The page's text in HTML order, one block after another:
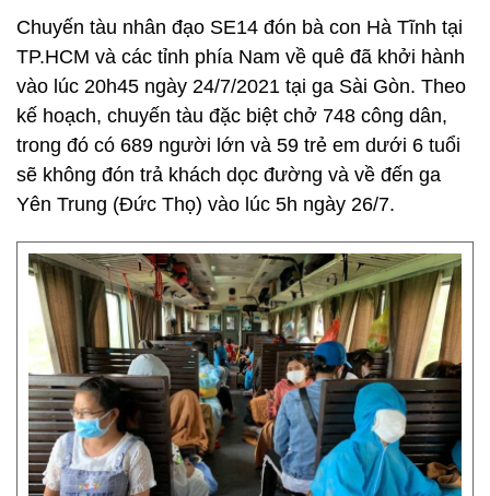
Chuyến tàu nhân đạo SE14 đón bà con Hà Tĩnh tại
TP.HCM và các tỉnh phía Nam về quê đã khởi hành
vào lúc 20h45 ngày 24/7/2021 tại ga Sài Gòn. Theo
kế hoạch, chuyến tàu đặc biệt chở 748 công dân,
trong đó có 689 người lớn và 59 trẻ em dưới 6 tuổi
sẽ không đón trả khách dọc đường và về đến ga
Yên Trung (Đức Thọ) vào lúc 5h ngày 26/7.